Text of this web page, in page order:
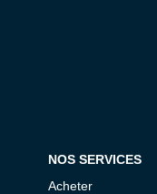
NOS SERVICES
Acheter